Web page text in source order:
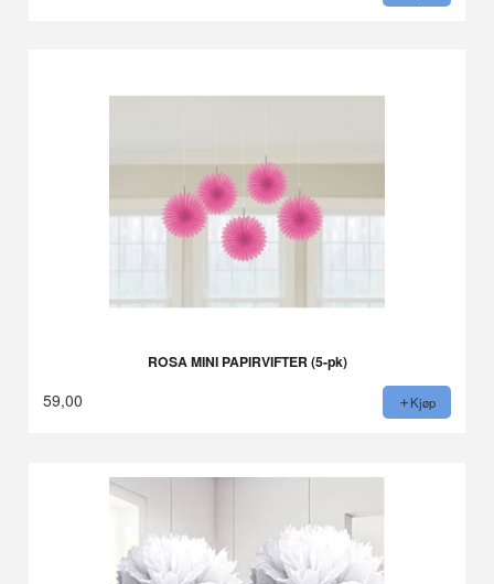
ROSA MINI PAPIRVIFTER (5-pk)
59,00 Kjøp